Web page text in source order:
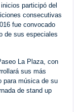
participó del
consecutivas
fue convocado
de sus especiales
La Plaza, con
sus más
para música de su
de stand up